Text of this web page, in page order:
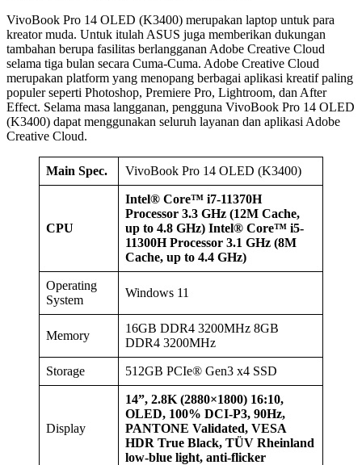
VivoBook Pro 14 OLED (K3400) merupakan laptop untuk para
kreator muda. Untuk itulah ASUS juga memberikan dukungan
tambahan berupa fasilitas berlangganan Adobe Creative Cloud
selama tiga bulan secara Cuma-Cuma. Adobe Creative Cloud
merupakan platform yang menopang berbagai aplikasi kreatif paling
populer seperti Photoshop, Premiere Pro, Lightroom, dan After
Effect. Selama masa langganan, pengguna VivoBook Pro 14 OLED
(K3400) dapat menggunakan seluruh layanan dan aplikasi Adobe
Creative Cloud.
Main Spec. VivoBook Pro 14 OLED (K3400)
CPU
Intel® Core™ i7-11370H
Processor 3.3 GHz (12M Cache,
up to 4.8 GHz) Intel® Core™ i5-
11300H Processor 3.1 GHz (8M
Cache, up to 4.4 GHz)
Operating
System
Windows 11
Memory
16GB DDR4 3200MHz 8GB
DDR4 3200MHz
Storage 512GB PCIe® Gen3 x4 SSD
Display
14”, 2.8K (2880×1800) 16:10,
OLED, 100% DCI-P3, 90Hz,
PANTONE Validated, VESA
HDR True Black, TÜV Rheinland
low-blue light, anti-flicker